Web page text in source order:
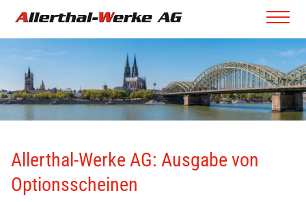
Allerthal-Werke AG: Ausgabe von
Optionsscheinen